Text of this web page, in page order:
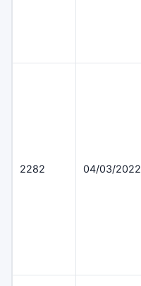
2282 04/03/2022